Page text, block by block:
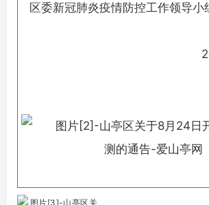
区委新冠肺炎疫情防控工作领导小